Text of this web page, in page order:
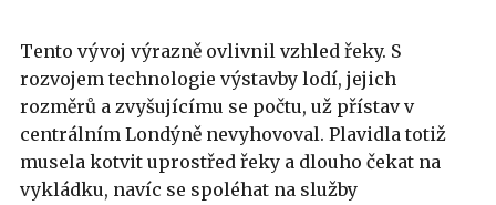
Tento vývoj výrazně ovlivnil vzhled řeky. S
rozvojem technologie výstavby lodí, jejich
rozměrů a zvyšujícímu se počtu, už přístav v
centrálním Londýně nevyhovoval. Plavidla totiž
musela kotvit uprostřed řeky a dlouho čekat na
vykládku, navíc se spoléhat na služby